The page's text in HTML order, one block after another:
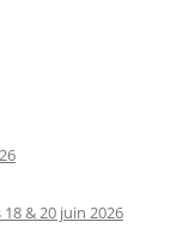
& 20 juin 2026